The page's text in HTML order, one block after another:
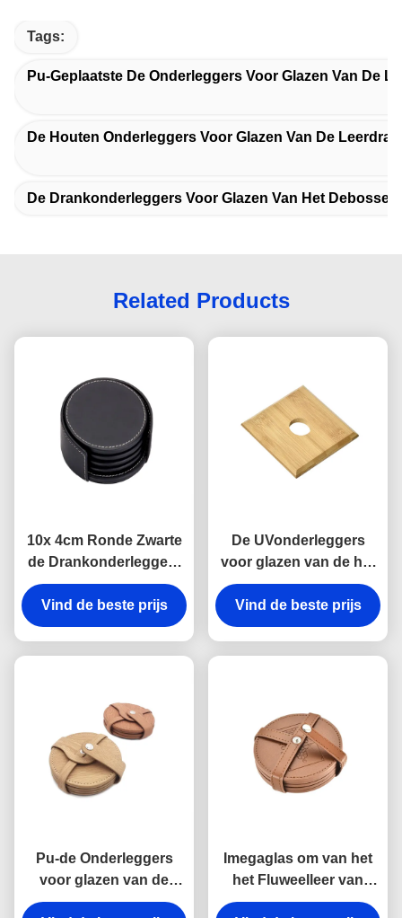
Tags:
Pu-Geplaatste De Onderleggers Voor Glazen Van De
De Houten Onderleggers Voor Glazen Van De
De Drankonderleggers Voor Glazen Van Het
Related Products
10x 4cm Ronde Zwarte
de Drankonderleggers
voor glazen van de
Leeronderleggers voor
glazen Aangepaste Kop
Vind de beste prijs
De UVonderleggers
voor glazen van de het
Bamboedrank van Druk
Vierkante Houten
Onderleggers voor
Vind de beste prijs
Pu-de Onderleggers
voor glazen van de
Leerdrank Geplaatst
Imegaglas om van het
het Fluweelleer van
Drankonderleggers